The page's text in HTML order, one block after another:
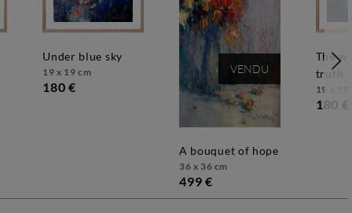
under blue sky
19 x 19 cm
180 €
VENDU
a bouquet of hope
36 x 36 cm
499 €
the way to the
truth
19 x 19
180 €